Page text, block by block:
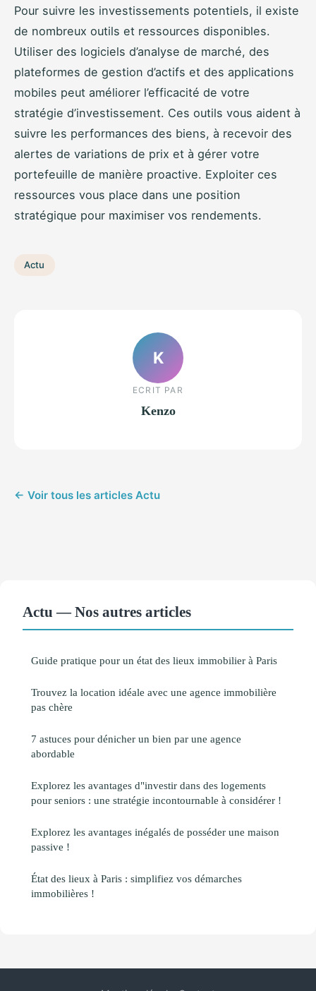
Pour suivre les investissements potentiels, il existe
de nombreux outils et ressources disponibles.
Utiliser des logiciels d’analyse de marché, des
plateformes de gestion d’actifs et des applications
mobiles peut améliorer l’efficacité de votre
stratégie d’investissement. Ces outils vous aident à
suivre les performances des biens, à recevoir des
alertes de variations de prix et à gérer votre
portefeuille de manière proactive. Exploiter ces
ressources vous place dans une position
stratégique pour maximiser vos rendements.
Actu
K
ECRIT PAR
Kenzo
← Voir tous les articles Actu
Actu — Nos autres articles
Guide pratique pour un état des lieux immobilier à Paris
Trouvez la location idéale avec une agence immobilière
pas chère
7 astuces pour dénicher un bien par une agence
abordable
Explorez les avantages d"investir dans des logements
pour seniors : une stratégie incontournable à considérer !
Explorez les avantages inégalés de posséder une maison
passive !
État des lieux à Paris : simplifiez vos démarches
immobilières !